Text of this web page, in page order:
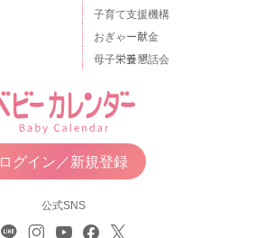
子育て支援機構
おぎゃー献金
母子栄養懇話会
ログイン／新規登録
公式SNS